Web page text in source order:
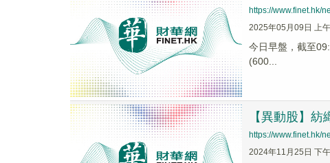
https://www.finet.hk/
2025年05月09日 上
今日早盤，截至
(600...
【異動股】
https://www.finet.hk/
2024年11月25日 下